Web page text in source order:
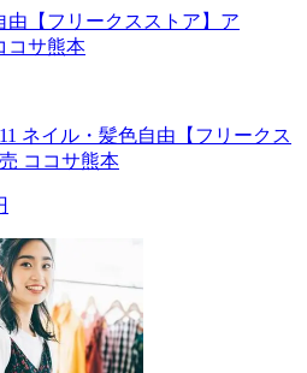
由【フリークスストア】ア
サ熊本
ネイル・髪色自由【フリークス
ココサ熊本